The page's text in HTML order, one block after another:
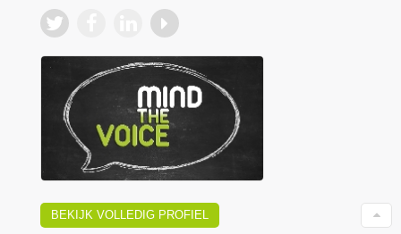
BEKIJK VOLLEDIG PROFIEL